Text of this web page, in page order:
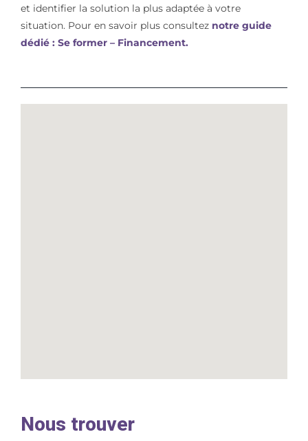
et identifier la solution la plus adaptée à votre
situation. Pour en savoir plus consulteznotre guide
dédié : Se former – Financement.
Nous trouver